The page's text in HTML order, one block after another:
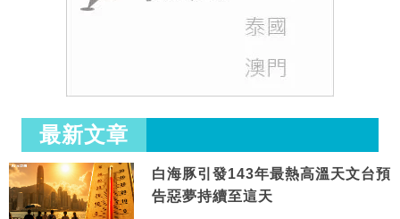
最新文章
白海豚引發143年最熱高溫天文台預
告惡夢持續至這天